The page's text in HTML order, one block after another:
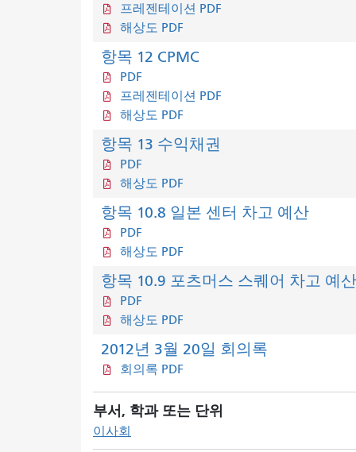
프레젠테이션 PDF
해상도 PDF
항목 12 CPMC
PDF
프레젠테이션 PDF
해상도 PDF
항목 13 수익채권
PDF
해상도 PDF
항목 10.8 일본 센터 차고 예산
PDF
해상도 PDF
항목 10.9 포츠머스 스퀘어 차고 예산
PDF
해상도 PDF
2012년 3월 20일 회의록
회의록 PDF
부서, 학과 또는 단위
이사회